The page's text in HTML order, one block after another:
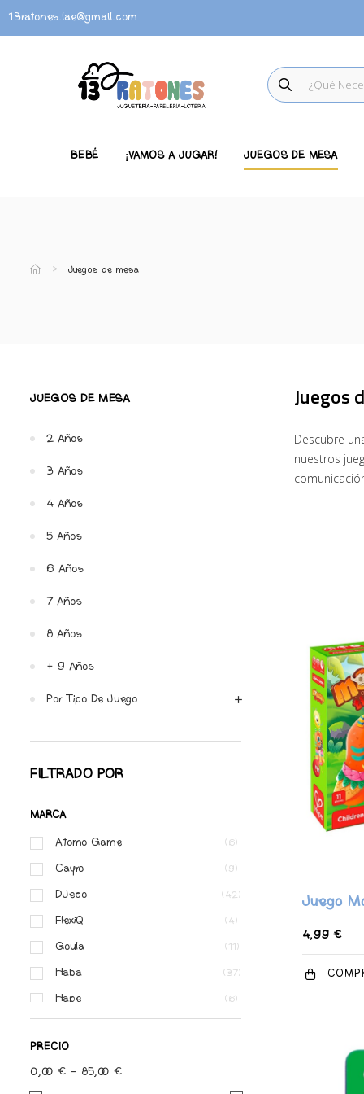
13ratones.lae@gmail.com
BEBÉ ¡VAMOS A JUGAR! JUEGOS DE MESA
Juegos de mesa
JUEGOS DE MESA
2 Años
3 Años
4 Años
5 Años
6 Años
7 Años
8 Años
+ 9 Años
Por Tipo De Juego
FILTRADO POR
MARCA
Atomo Game (6)
Cayro (9)
DJeco (42)
FlexiQ (4)
Goula (11)
Haba (37)
Hape (6)
Janod
Kidywolf
PRECIO
0,00 € - 85,00 €
Juegos
Descubre
nuestros
Juego
4,99 €